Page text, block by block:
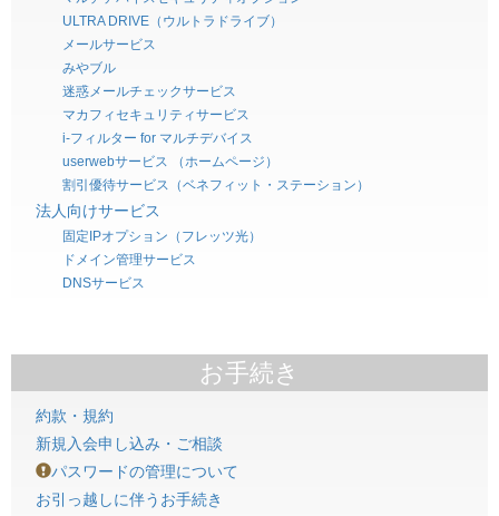
ULTRA DRIVE（ウルトラドライブ）
メールサービス
みやブル
迷惑メールチェックサービス
マカフィセキュリティサービス
i-フィルター for マルチデバイス
userwebサービス （ホームページ）
割引優待サービス（ベネフィット・ステーション）
法人向けサービス
固定IPオプション（フレッツ光）
ドメイン管理サービス
DNSサービス
お手続き
約款・規約
新規入会申し込み・ご相談
パスワードの管理について
お引っ越しに伴うお手続き